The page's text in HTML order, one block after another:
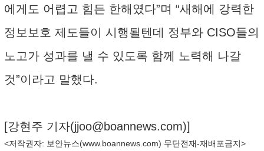
에게도 어렵고 힘든 한해였다”며 “새해에 강력한
정보보호 제도들이 시행될텐데 정부와 CISO들의
노고가 성과를 낼 수 있도록 함께 노력해 나갈
것”이라고 말했다.
[강현주 기자(jjoo@boannews.com)]
<저작권자: 보안뉴스(www.boannews.com) 무단전재-재배포금지>